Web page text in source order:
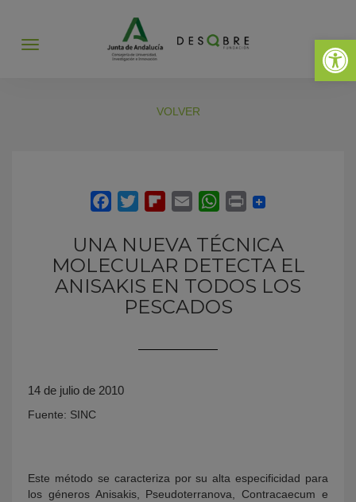
Abrir
Abrir
VOLVER
UNA NUEVA TÉCNICA
MOLECULAR DETECTA EL
ANISAKIS EN TODOS LOS
PESCADOS
14 de julio de 2010
Fuente: SINC
Este método se caracteriza por su alta especificidad para
los géneros Anisakis, Pseudoterranova, Contracaecum e